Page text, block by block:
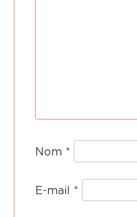
Nom *
E-mail *